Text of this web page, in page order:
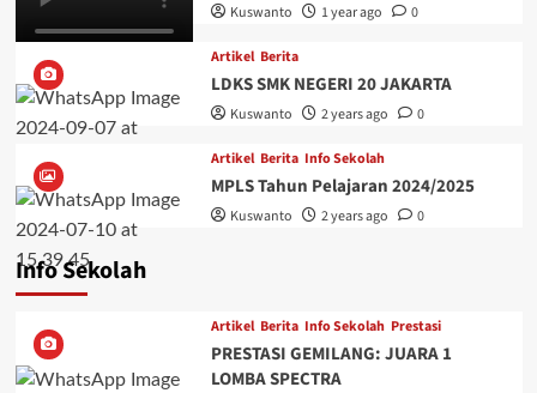
Kuswanto 1 year ago 0
Artikel Berita
LDKS SMK NEGERI 20 JAKARTA
Kuswanto 2 years ago 0
Artikel Berita Info Sekolah
MPLS Tahun Pelajaran 2024/2025
Kuswanto 2 years ago 0
Info Sekolah
Artikel Berita Info Sekolah Prestasi
PRESTASI GEMILANG: JUARA 1
LOMBA SPECTRA